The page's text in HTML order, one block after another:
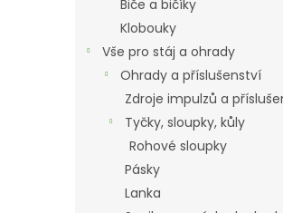
Biče a bičíky
Klobouky
Vše pro stáj a ohrady
Ohrady a příslušenství
Zdroje impulzů a
Tyčky, sloupky, kůly
Rohové sloupky
Pásky
Lanka